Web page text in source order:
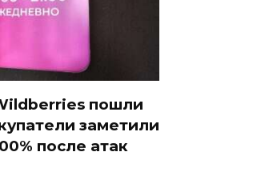
пошли
заметили
после атак